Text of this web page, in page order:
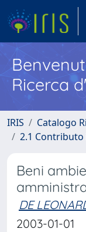
Ricerca
IRIS Catalogo
2.1 Contributo
Beni
DE
2003-01-01